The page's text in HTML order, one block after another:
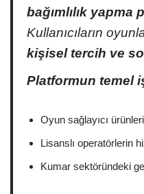
bağımlılık yapma
Kullanıcıların
kişisel tercih ve
Platformun temel
Oyun sağlayıcı
Lisanslı operatörlerin
Kumar sektöründeki